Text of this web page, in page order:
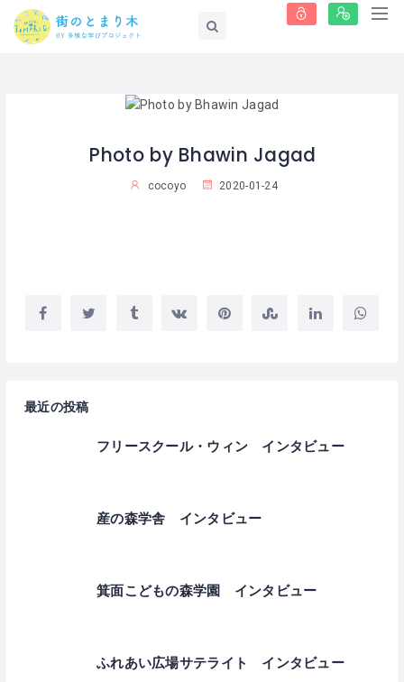
Photo by Bhawin Jagad
cocoyo 2020-01-24
最近の投稿
フリースクール・ウィン インタビュー
産の森学舎 インタビュー
箕面こどもの森学園 インタビュー
ふれあい広場サテライト インタビュー